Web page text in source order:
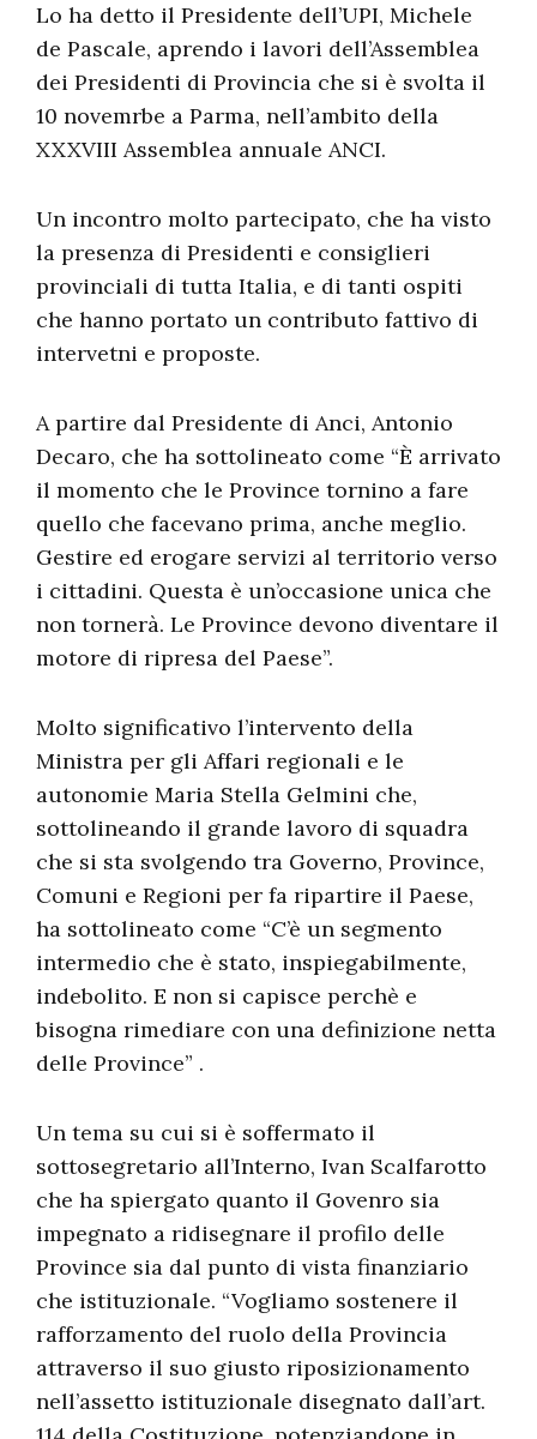
Lo ha detto il Presidente dell’UPI, Michele
de Pascale, aprendo i lavori dell’Assemblea
dei Presidenti di Provincia che si è svolta il
10 novemrbe a Parma, nell’ambito della
XXXVIII Assemblea annuale ANCI.
Un incontro molto partecipato, che ha visto
la presenza di Presidenti e consiglieri
provinciali di tutta Italia, e di tanti ospiti
che hanno portato un contributo fattivo di
intervetni e proposte.
A partire dal Presidente di Anci, Antonio
Decaro, che ha sottolineato come “È arrivato
il momento che le Province tornino a fare
quello che facevano prima, anche meglio.
Gestire ed erogare servizi al territorio verso
i cittadini. Questa è un’occasione unica che
non tornerà. Le Province devono diventare il
motore di ripresa del Paese”.
Molto significativo l’intervento della
Ministra per gli Affari regionali e le
autonomie Maria Stella Gelmini che,
sottolineando il grande lavoro di squadra
che si sta svolgendo tra Governo, Province,
Comuni e Regioni per fa ripartire il Paese,
ha sottolineato come “C’è un segmento
intermedio che è stato, inspiegabilmente,
indebolito. E non si capisce perchè e
bisogna rimediare con una definizione netta
delle Province” .
Un tema su cui si è soffermato il
sottosegretario all’Interno, Ivan Scalfarotto
che ha spiergato quanto il Govenro sia
impegnato a ridisegnare il profilo delle
Province sia dal punto di vista finanziario
che istituzionale. “Vogliamo sostenere il
rafforzamento del ruolo della Provincia
attraverso il suo giusto riposizionamento
nell’assetto istituzionale disegnato dall’art.